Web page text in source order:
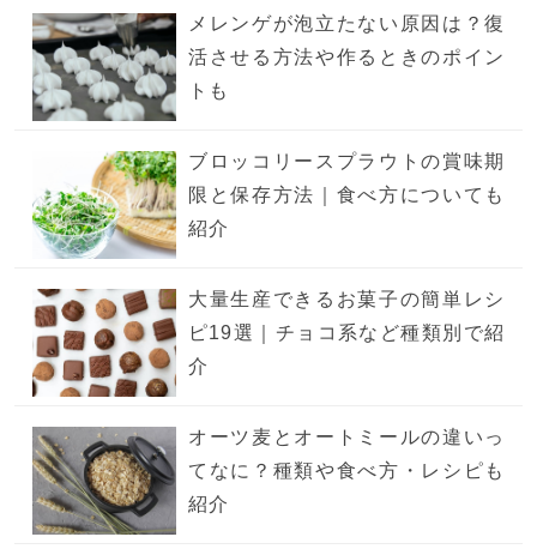
メレンゲが泡立たない原因は？復
活させる方法や作るときのポイン
トも
ブロッコリースプラウトの賞味期
限と保存方法｜食べ方についても
紹介
大量生産できるお菓子の簡単レシ
ピ19選｜チョコ系など種類別で紹
介
オーツ麦とオートミールの違いっ
てなに？種類や食べ方・レシピも
紹介